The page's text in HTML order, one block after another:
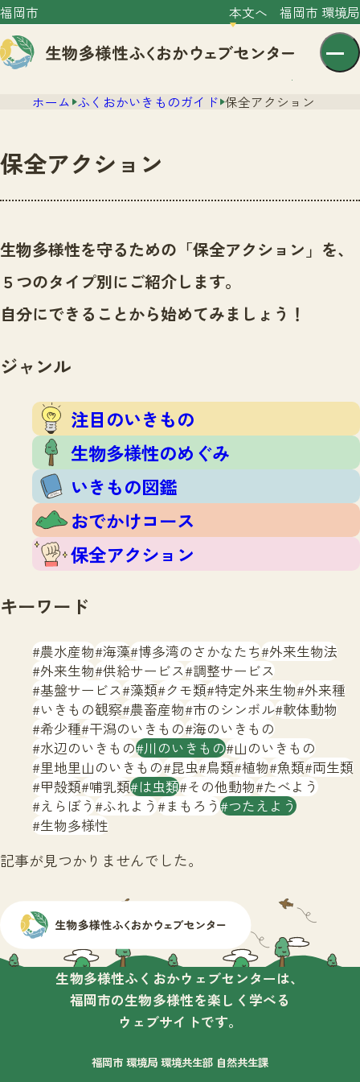
福岡市 本文へ 福岡市 環境局
文字サイズ 小 中 大
センター紹介
センター紹介TOP
サイトポリシー
ニュース
ニュースTOP
市の取組み
いきものガイド
注目のいきもの
いきもの図鑑
おでかけコース
保全アクション
調査レポート
調査レポートTOP
調査結果
ふくおかいきものマップ
マッチング
マッチングTOP
掲載申し込みフォーム
お問合せ
生物多様性ふくおかウェブセンターとは
サイトマップ
ホーム ふくおかいきものガイド 保全アクション
保全アクション
生物多様性を守るための「保全アクション」を、
５つのタイプ別にご紹介します。
自分にできることから始めてみましょう！
ジャンル
注目のいきもの
生物多様性のめぐみ
いきもの図鑑
おでかけコース
保全アクション
キーワード
農水産物 海藻 博多湾のさかなたち 外来生物法
外来生物 供給サービス 調整サービス
基盤サービス 藻類 クモ類 特定外来生物 外来種
いきもの観察 農畜産物 市のシンボル 軟体動物
希少種 干潟のいきもの 海のいきもの
水辺のいきもの 川のいきもの 山のいきもの
里地里山のいきもの 昆虫 鳥類 植物 魚類 両生類
甲殻類 哺乳類 は虫類 その他動物 たべよう
えらぼう ふれよう まもろう つたえよう
生物多様性
記事が見つかりませんでした。
生物多様性ふくおかウェブセンターは、
福岡市の生物多様性を楽しく学べる
ウェブサイトです。
福岡市 環境局 環境共生部 自然共生課